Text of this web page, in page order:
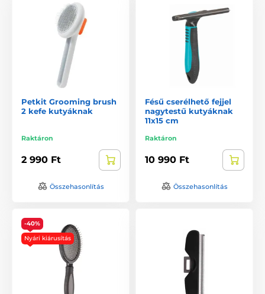
Petkit Grooming brush
2 kefe kutyáknak
Raktáron
2 990 Ft
Összehasonlítás
Fésű cserélhető fejjel
nagytestű kutyáknak
11x15 cm
Raktáron
10 990 Ft
Összehasonlítás
-40%
Nyári kiárusítás